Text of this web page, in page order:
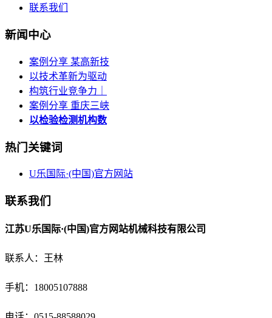
联系我们
新闻中心
案例分享 某高新技
以技术革新为驱动
构筑行业竞争力｜
案例分享 重庆三峡
以检验检测机构数
热门关键词
U乐国际·(中国)官方网站
联系我们
江苏U乐国际·(中国)官方网站机械科技有限公司
联系人：王林
手机：18005107888